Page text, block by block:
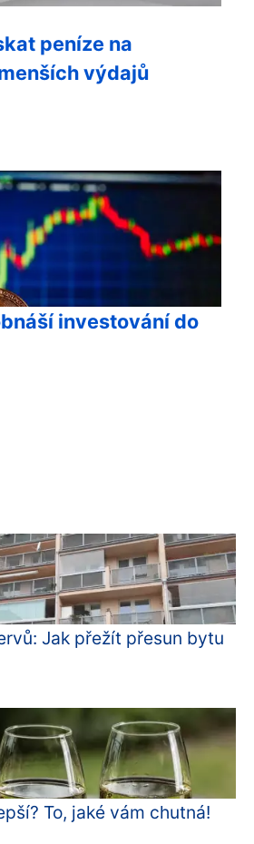
peníze na
výdajů
investování do
Jak přežít přesun bytu
To, jaké vám chutná!